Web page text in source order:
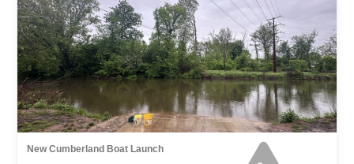
New Cumberland Boat Launch